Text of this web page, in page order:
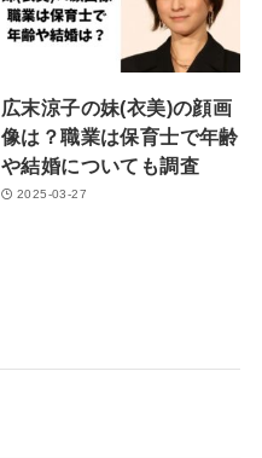
広末涼子の妹(衣美)の顔画
像は？職業は保育士で年齢
や結婚についても調査
2025-03-27